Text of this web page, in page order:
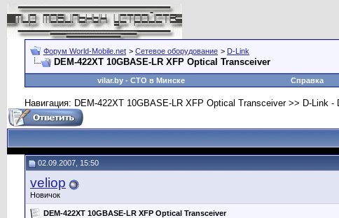
Форум World-Mobile.net > Сетевое оборудование > D-Link
DEM-422XT 10GBASE-LR XFP Optical Transceiver
vilar.by - СТО в Минске Справка
Навигация: DEM-422XT 10GBASE-LR XFP Optical Transceiver >> D-Link
02.09.2007, 15:50
veliop
Новичок
DEM-422XT 10GBASE-LR XFP Optical Transceiver